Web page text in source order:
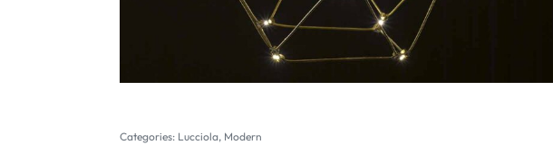
Categories: Lucciola, Modern